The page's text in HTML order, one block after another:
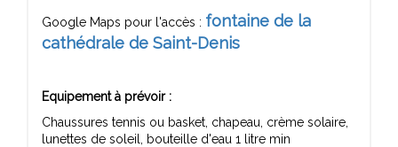
Google Maps pour l'accès : fontaine de la
cathédrale de Saint-Denis
Equipement à prévoir :
Chaussures tennis ou basket, chapeau, crème solaire,
lunettes de soleil, bouteille d'eau 1 litre min